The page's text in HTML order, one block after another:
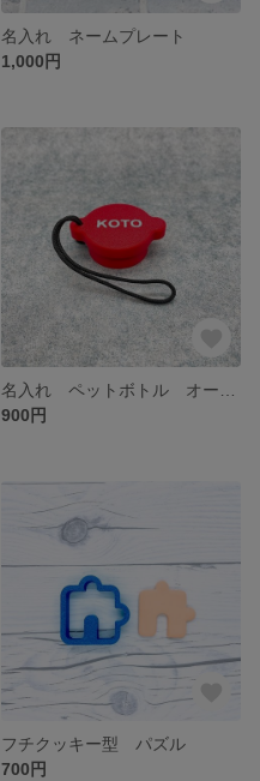
名入れ ネームプレート
1,000円
900円
フチクッキー型 パズル
700円